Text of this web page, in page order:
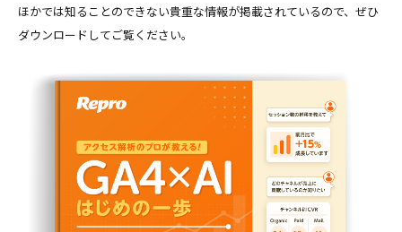
ほかでは知ることのできない貴重な情報が掲載されているので、ぜひ
ダウンロードしてご覧ください。